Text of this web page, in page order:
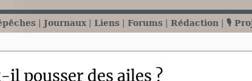
Journaux Liens Forums Rédaction 🎙️
il pousser des ailes ?